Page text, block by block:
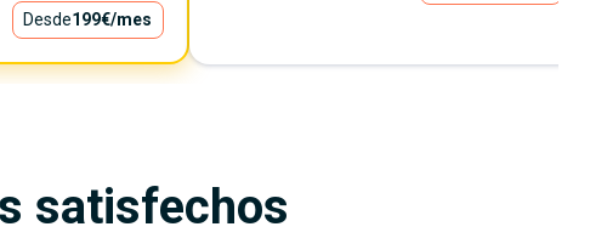
Desde199€/mes
satisfechos